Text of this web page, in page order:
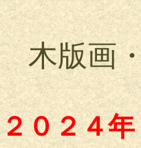
木版画
２０２４